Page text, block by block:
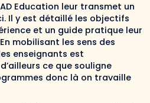
Education leur transmet un
Il y est détaillé les objectifs
et un guide pratique leur
mobilisant les sens des
enseignants est
ce que souligne
donc là on travaille